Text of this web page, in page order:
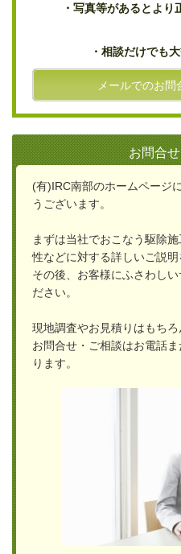
・写真等があると
可能
・相談だけでも
メールでのお問
お問合
(有)IRC南部のホームページ
うございます。
まずは当社でおこなう駆除
性などに対する詳しいご説明
その後、お客様にふさわし
ださい。
現地調査やお見積りはもちろ
お問合せ・ご相談はお電話
ります。